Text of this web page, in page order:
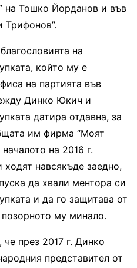
на Тошко Йорданов и във
Трифонов”.
на
който му е
на партията във
Динко Юкич и
датира отдавна, за
им фирма “Моят
на 2016 г.
навсякъде заедно,
да хвали ментора си
и да го защитава от
му минало.
през 2017 г. Динко
представител от